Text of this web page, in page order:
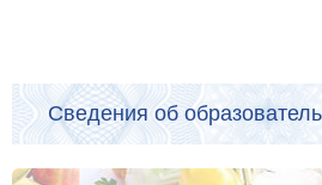
Сведения об